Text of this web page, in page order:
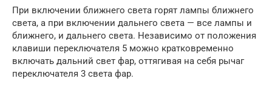
При включении ближнего света горят лампы ближнего
света, а при включении дальнего света — все лампы и
ближнего, и дальнего света. Независимо от положения
клавиши переключателя 5 можно кратковременно
включать дальний свет фар, оттягивая на себя рычаг
переключателя 3 света фар.